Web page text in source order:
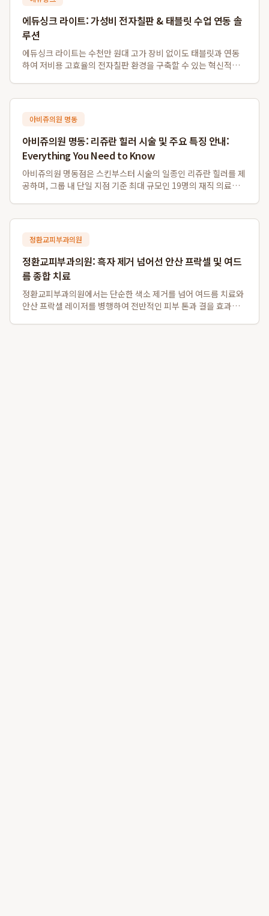
에듀싱크 라이트: 가성비 전자칠판 & 태블릿 수업 연동 솔
루션
에듀싱크 라이트는 수천만 원대 고가 장비 없이도 태블릿과 연동
하여 저비용 고효율의 전자칠판 환경을 구축할 수 있는 혁신적인
서 자동 저장 및 학생 자료 배포...
아비쥬의원 명동
아비쥬의원 명동: 리쥬란 힐러 시술 및 주요 특징 안내:
Everything You Need to Know
아비쥬의원 명동점은 스킨부스터 시술의 일종인 리쥬란 힐러를 제
공하며, 그룹 내 단일 지점 기준 최대 규모인 19명의 재직 의료진
할 수 있으며, 명동역...
정환교피부과의원
정환교피부과의원: 흑자 제거 넘어선 안산 프락셀 및 여드
름 종합 치료
정환교피부과의원에서는 단순한 색소 제거를 넘어 여드름 치료와
안산 프락셀 레이저를 병행하여 전반적인 피부 톤과 결을 효과적